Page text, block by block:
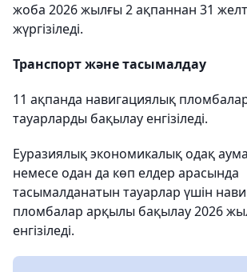
жоба 2026 жылғы 2 ақпаннан 31
жүргізіледі.
Транспорт және тасымалдау
11 ақпанда навигациялық
тауарларды бақылау енгізіледі.
Еуразиялық экономикалық одақ
немесе одан да көп елдер арасында
тасымалданатын тауарлар үшін
пломбалар арқылы бақылау 2026
енгізіледі.